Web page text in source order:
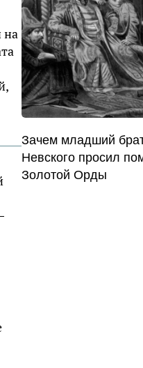
на
Зачем младший
Невского просил
Золотой Орды